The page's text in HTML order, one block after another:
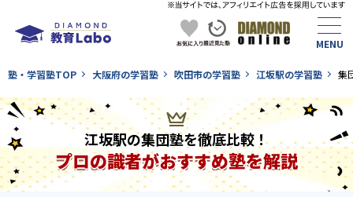
塾・学習塾TOP 大阪府の学習塾 吹田市の学習塾 江坂駅の学習塾 集
江坂駅の集団塾を徹底比較！
プロの識者がおすすめ塾を解説